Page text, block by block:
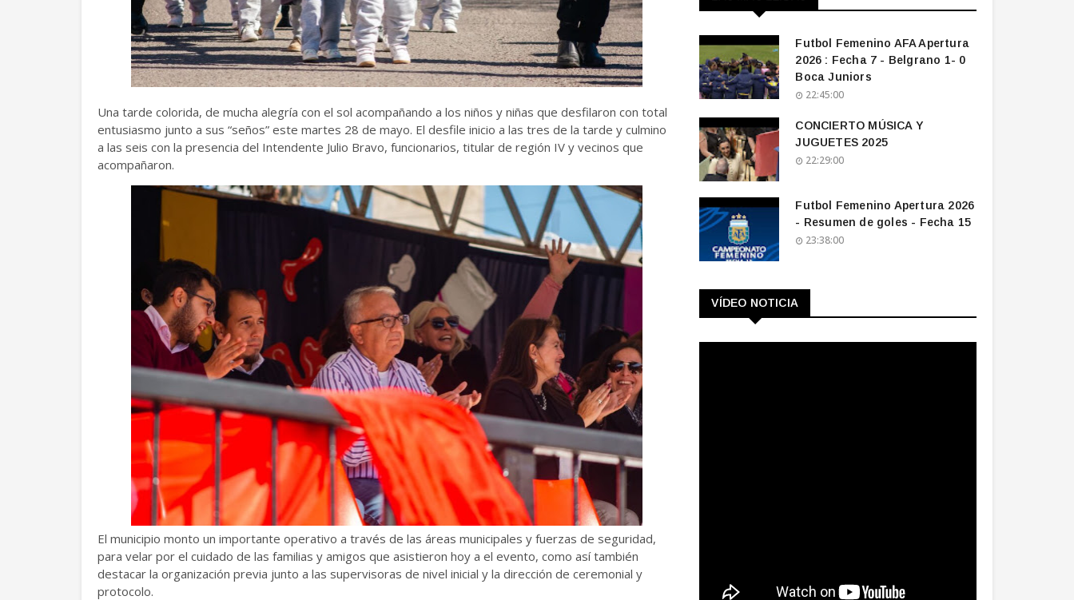
Una tarde colorida, de mucha alegría con el sol acompañando a los niños y niñas que desfilaron con total
entusiasmo junto a sus “seños” este martes 28 de mayo. El desfile inicio a las tres de la tarde y culmino
a las seis con la presencia del Intendente Julio Bravo, funcionarios, titular de región IV y vecinos que
acompañaron.
El municipio monto un importante operativo a través de las áreas municipales y fuerzas de seguridad,
para velar por el cuidado de las familias y amigos que asistieron hoy a el evento, como así también
destacar la organización previa junto a las supervisoras de nivel inicial y la dirección de ceremonial y
protocolo.
Futbol Femenino AFA Apertura
2026 : Fecha 7 - Belgrano 1- 0
Boca Juniors
22:45:00
CONCIERTO MÚSICA Y
JUGUETES 2025
22:29:00
Futbol Femenino Apertura 2026
- Resumen de goles - Fecha 15
23:38:00
VÍDEO NOTICIA